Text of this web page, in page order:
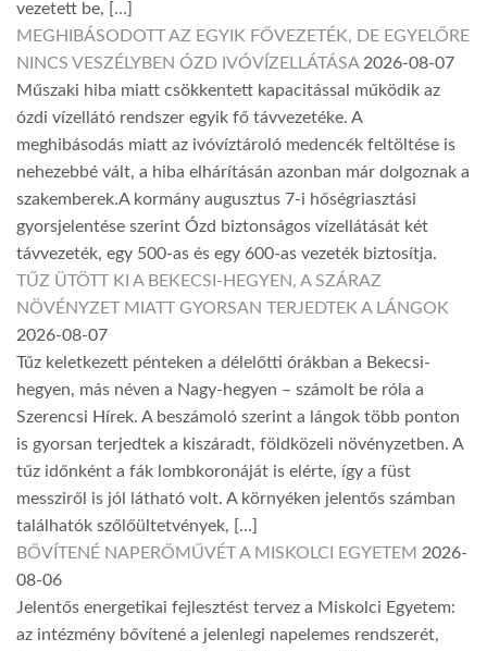
vezetett be, […]
MEGHIBÁSODOTT AZ EGYIK FŐVEZETÉK, DE EGYELŐRE
NINCS VESZÉLYBEN ÓZD IVÓVÍZELLÁTÁSA 2026-08-07
Műszaki hiba miatt csökkentett kapacitással működik az
ózdi vízellátó rendszer egyik fő távvezetéke. A
meghibásodás miatt az ivóvíztároló medencék feltöltése is
nehezebbé vált, a hiba elhárításán azonban már dolgoznak a
szakemberek.A kormány augusztus 7-i hőségriasztási
gyorsjelentése szerint Ózd biztonságos vízellátását két
távvezeték, egy 500-as és egy 600-as vezeték biztosítja.
TŰZ ÜTÖTT KI A BEKECSI-HEGYEN, A SZÁRAZ
NÖVÉNYZET MIATT GYORSAN TERJEDTEK A LÁNGOK
2026-08-07
Tűz keletkezett pénteken a délelőtti órákban a Bekecsi-
hegyen, más néven a Nagy-hegyen – számolt be róla a
Szerencsi Hírek. A beszámoló szerint a lángok több ponton
is gyorsan terjedtek a kiszáradt, földközeli növényzetben. A
tűz időnként a fák lombkoronáját is elérte, így a füst
messziről is jól látható volt. A környéken jelentős számban
találhatók szőlőültetvények, […]
BŐVÍTENÉ NAPERŐMŰVÉT A MISKOLCI EGYETEM 2026-
08-06
Jelentős energetikai fejlesztést tervez a Miskolci Egyetem:
az intézmény bővítené a jelenlegi napelemes rendszerét,